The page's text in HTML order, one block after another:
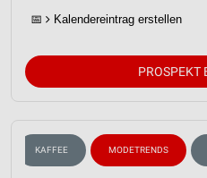
📅 Kalendereintrag erstellen
PROSPEKT
KAFFEE MODETRENDS